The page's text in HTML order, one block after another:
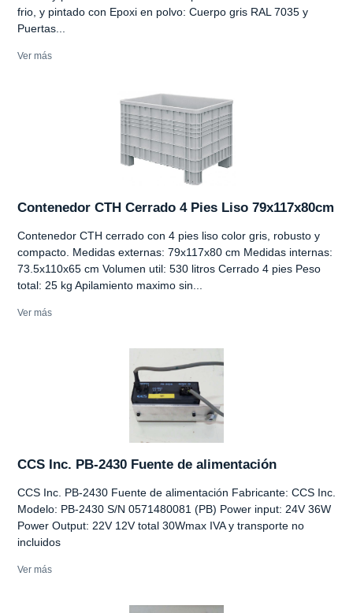
frio, y pintado con Epoxi en polvo: Cuerpo gris RAL 7035 y
Puertas...
Ver más
Contenedor CTH Cerrado 4 Pies Liso 79x117x80cm
Contenedor CTH cerrado con 4 pies liso color gris, robusto y
compacto. Medidas externas: 79x117x80 cm Medidas internas:
73.5x110x65 cm Volumen util: 530 litros Cerrado 4 pies Peso
total: 25 kg Apilamiento maximo sin...
Ver más
CCS Inc. PB-2430 Fuente de alimentación
CCS Inc. PB-2430 Fuente de alimentación Fabricante: CCS Inc.
Modelo: PB-2430 S/N 0571480081 (PB) Power input: 24V 36W
Power Output: 22V 12V total 30Wmax IVA y transporte no
incluidos
Ver más